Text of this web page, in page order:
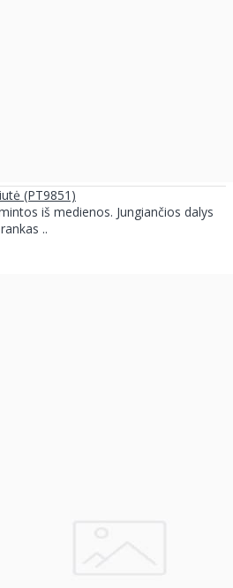
(PT9851)
iš medienos. Jungiančios dalys
..